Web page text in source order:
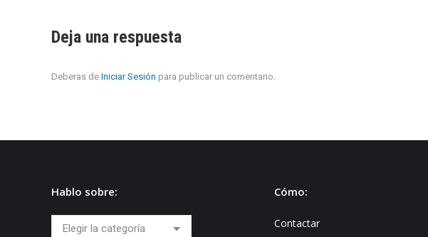
Deja una respuesta
Deberas de Iniciar Sesión para publicar un comentario.
Hablo sobre:
Hablo
Cómo:
Contactar